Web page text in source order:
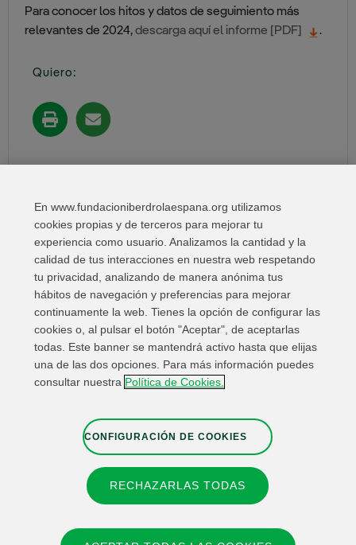
Para conocer los hitos y datos de seguimiento más
relevantes de 2024,descarga aquí el informe [PDF] .
Quiero:
Enlaces de interés Contacta
Mapa Web
Información Legal
Política de privacidad
© 2026 Fundación IBERDROLA Spain. All rights reserved.
En www.fundacioniberdrolaespana.org utilizamos
cookies propias y de terceros para mejorar tu
experiencia como usuario. Analizamos la cantidad y la
calidad de tus interacciones en nuestra web respetando
tu privacidad, analizando de manera anónima tus
hábitos de navegación y preferencias para mejorar
continuamente la web. Tienes la opción de configurar las
cookies o, al pulsar el botón "Aceptar", de aceptarlas
todas. Este banner se mantendrá activo hasta que elijas
una de las dos opciones. Para más información puedes
consultar nuestra Política de Cookies.
CONFIGURACIÓN DE COOKIES
RECHAZARLAS TODAS